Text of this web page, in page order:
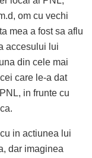
om cu vechi
mea a fost sa aflu
accesului lui
din cele mai
care le-a dat
in frunte cu
in actiunea lui
dar imaginea